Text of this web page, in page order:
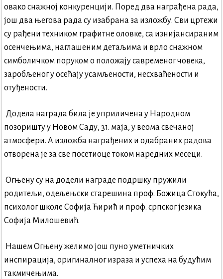
овако снажној конкуренцији. Поред два награђена рада,
још два његова рада су изабрана за изложбу. Сви цртежи
су рађени техником графитне оловке, са изнијансираним
осенчењима, наглашеним детаљима и врло снажном
симболичком поруком о положају савременог човека,
заробљеног у осећају усамљености, несхваћености и
отуђености.
Додела награда била је уприличена у Народном
позоришту у Новом Саду, 31. маја, у веома свечаној
атмосфери. А изложба награђених и одабраних радова
отворена је за све посетиоце током наредних месеци.
Огњену су на додели награде подршку пружили
родитељи, одељењски старешина проф. Божица Стокућа,
психолог школе Софија Ћирић и проф. српског језика
Софија Милошевић.
Нашем Огњену желимо још пуно уметничких
инспирација, оригиналног израза и успеха на будућим
такмичењима.